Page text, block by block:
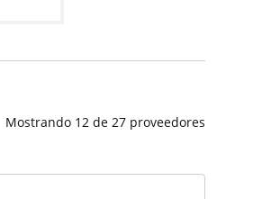
Mostrando 12 de 27 proveedores